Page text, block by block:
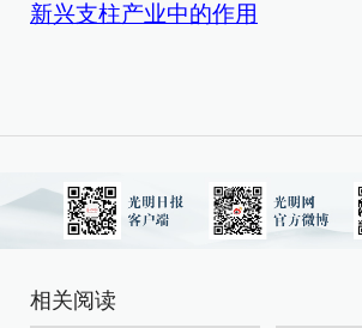
新兴支柱产业中的作用
相关阅读